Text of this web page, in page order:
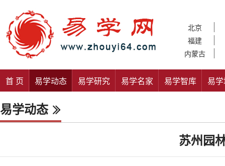
北京
福建
内蒙古
首 页 易学动态 易学研究 易学名家 易学智库 易
易学动态
苏州园